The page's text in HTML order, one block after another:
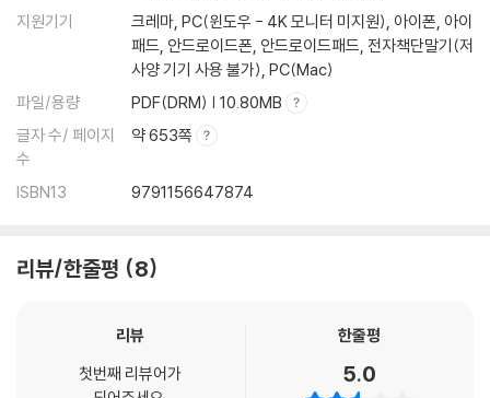
6.1 관계의 개념
6.4 합성관계
6.5 관계의 폐포
6.6 동치관계와 부분순서관계
연습문제
7.4 함수의 종류
지원기기
크레마, PC(윈도우 - 4K 모니터 미지원), 아이폰, 아이
패드, 안드로이드폰, 안드로이드패드, 전자책단말기(저
사양 기기 사용 불가), PC(Mac)
파일/용량
PDF(DRM) | 10.80MB
글자 수/ 페이지
수
약 653쪽
ISBN13 9791156647874
리뷰/한줄평 8
리뷰
첫번째 리뷰어가
한줄평
5.0